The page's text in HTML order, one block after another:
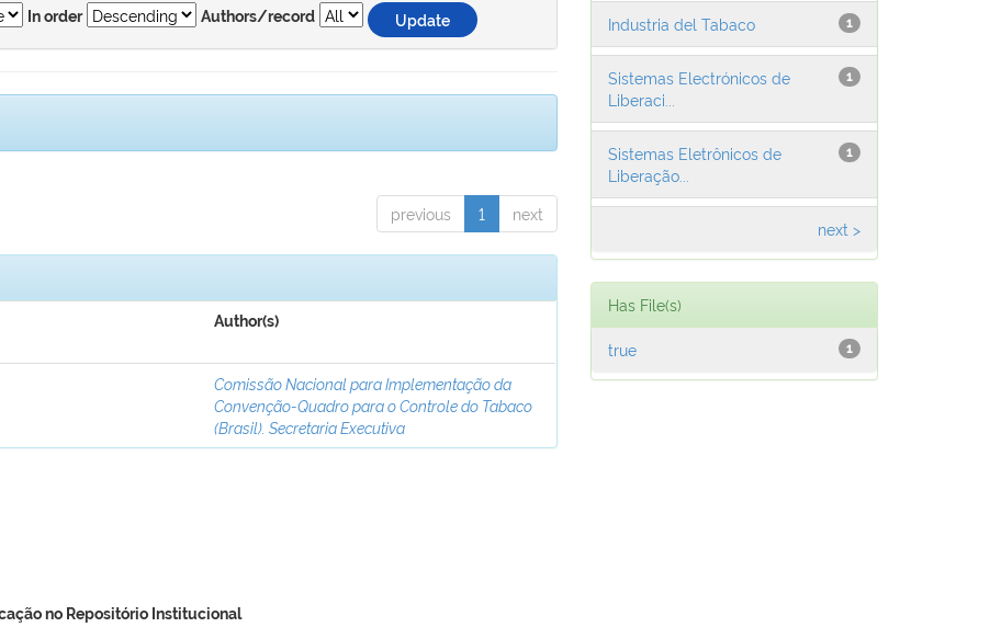
In order Authors/record
previous 1 next
Author(s)
Comissão Nacional para Implementação da
Convenção-Quadro para o Controle do Tabaco
(Brasil). Secretaria Executiva
1
Industria del Tabaco
1
Sistemas Electrónicos de
Liberaci...
1
Sistemas Eletrônicos de
Liberação...
next >
Has File(s)
1
true
no Repositório Institucional